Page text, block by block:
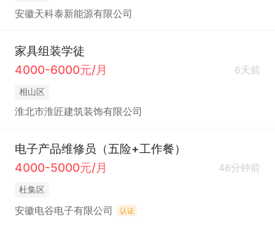
安徽天科泰新能源有限公司
家具组装学徒
4000-6000元/月
6天前
相山区
淮北市淮匠建筑装饰有限公司
电子产品维修员（五险+工作餐）
4000-5000元/月
48分钟前
杜集区
安徽电谷电子有限公司 认证